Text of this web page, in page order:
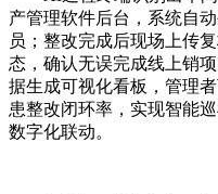
产管理软件后台，系统自
员；整改完成后现场上传
态，确认无误完成线上销
据生成可视化看板，管理
患整改闭环率，实现智能
数字化联动。